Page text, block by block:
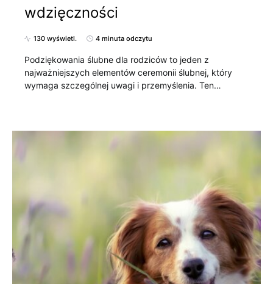
wdzięczności
130 wyświetl. 4 minuta odczytu
Podziękowania ślubne dla rodziców to jeden z
najważniejszych elementów ceremonii ślubnej, który
wymaga szczególnej uwagi i przemyślenia. Ten…